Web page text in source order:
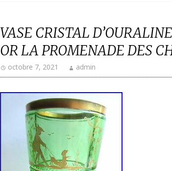
VASE CRISTAL
OR LA PROMENADE DES
octobre 7, 2021 admin